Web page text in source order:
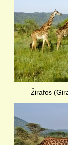
Žirafos